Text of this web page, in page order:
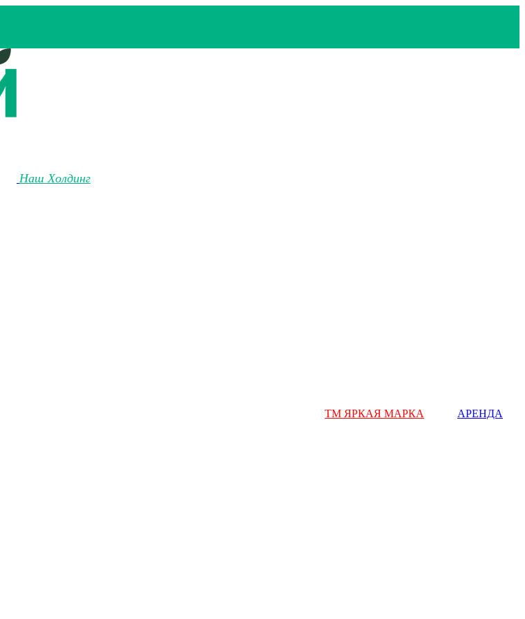
Наш Холдинг
ТМ ЯРКАЯ МАРКА АРЕНДА